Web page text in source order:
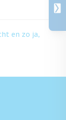
en zo ja,